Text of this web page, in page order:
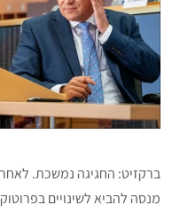
ברקזיט: החגיגה נמשכת.
מנסה להביא לשינויים